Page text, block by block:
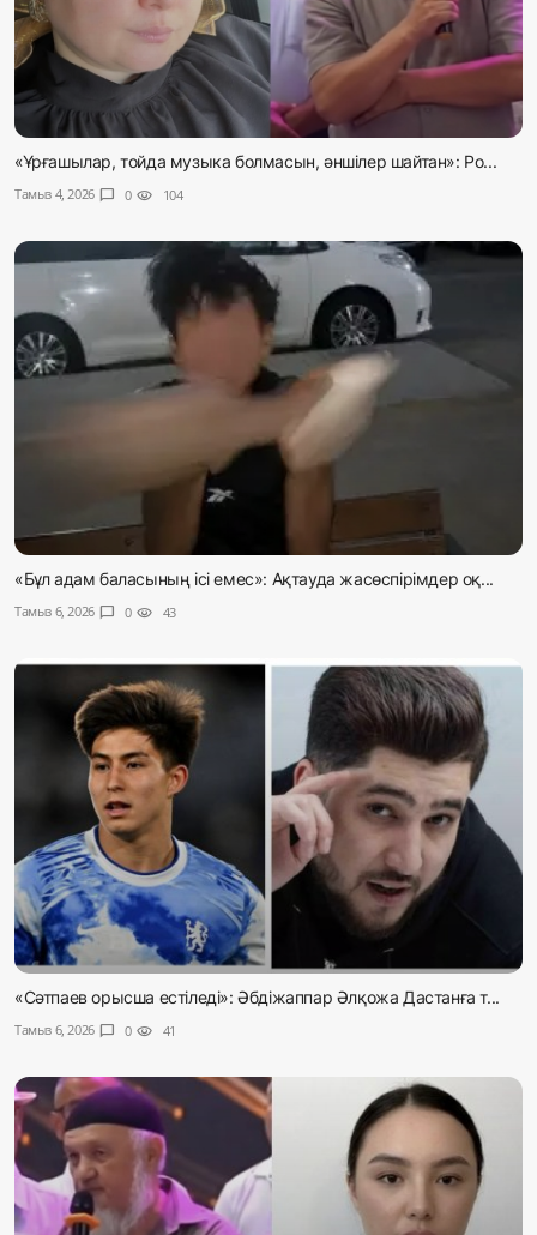
«Ұрғашылар, тойда музыка болмасын, әншілер шайтан»: Ро...
Тамыз 4, 2026 chat_bubble 0 visibility 104
«Бұл адам баласының ісі емес»: Ақтауда жасөспірімдер оқ...
Тамыз 6, 2026 chat_bubble 0 visibility 43
«Сәтпаев орысша естіледі»: Әбдіжаппар Әлқожа Дастанға т...
Тамыз 6, 2026 chat_bubble 0 visibility 41